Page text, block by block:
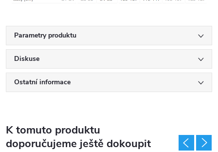
Parametry produktu
Diskuse
Ostatní informace
K tomuto produktu
doporučujeme ještě dokoupit